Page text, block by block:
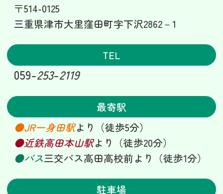
〒514-0125
三重県津市大里窪田町字下沢2862－1
TEL
059-253-2119
最寄駅
●JR一身田駅より（徒歩5分）
●近鉄高田本山駅より（徒歩20分）
●バス三交バス高田高校前より（徒歩1分）
駐車場